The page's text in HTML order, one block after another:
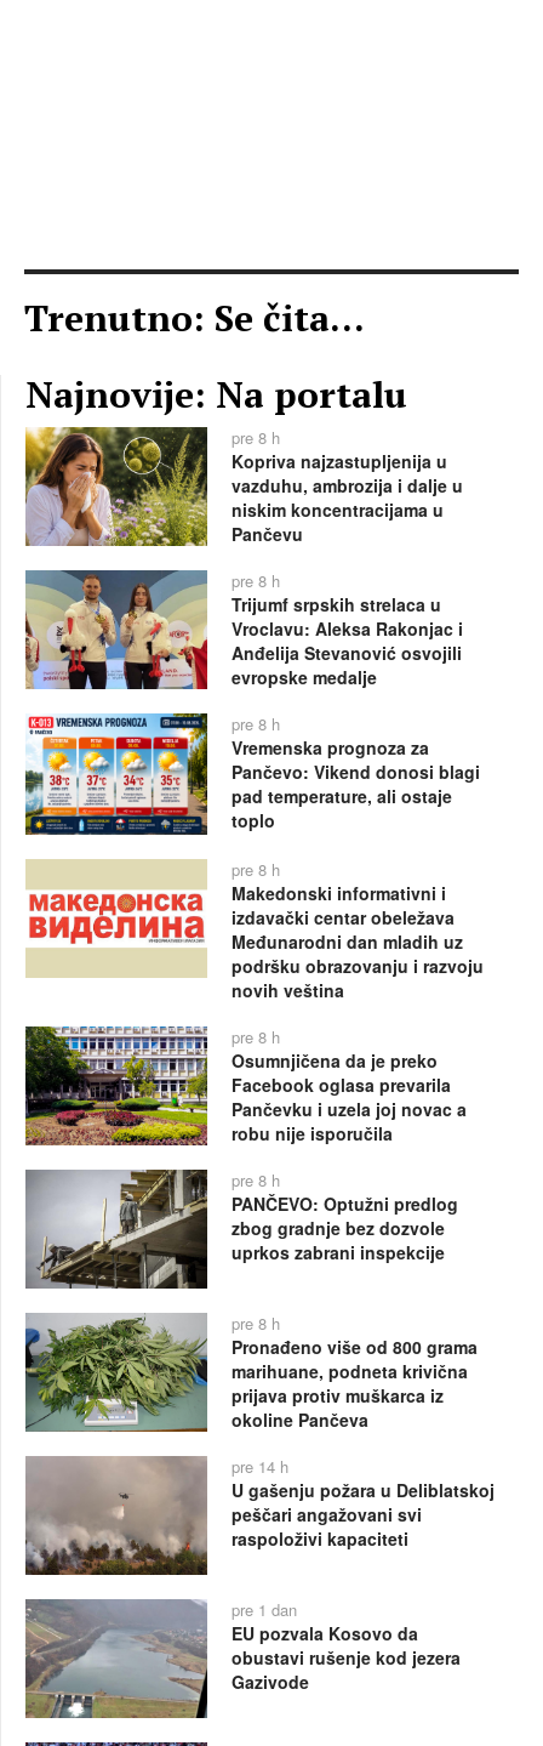
Trenutno: Se čita...
Najnovije: Na portalu
pre 8 h
Kopriva najzastupljenija u
vazduhu, ambrozija i dalje u
niskim koncentracijama u
Pančevu
pre 8 h
Trijumf srpskih strelaca u
Vroclavu: Aleksa Rakonjac i
Anđelija Stevanović osvojili
evropske medalje
pre 8 h
Vremenska prognoza za
Pančevo: Vikend donosi blagi
pad temperature, ali ostaje
toplo
pre 8 h
Makedonski informativni i
izdavački centar obeležava
Međunarodni dan mladih uz
podršku obrazovanju i razvoju
novih veština
pre 8 h
Osumnjičena da je preko
Facebook oglasa prevarila
Pančevku i uzela joj novac a
robu nije isporučila
pre 8 h
PANČEVO: Optužni predlog
zbog gradnje bez dozvole
uprkos zabrani inspekcije
pre 8 h
Pronađeno više od 800 grama
marihuane, podneta krivična
prijava protiv muškarca iz
okoline Pančeva
pre 14 h
U gašenju požara u Deliblatskoj
peščari angažovani svi
raspoloživi kapaciteti
pre 1 dan
EU pozvala Kosovo da
obustavi rušenje kod jezera
Gazivode